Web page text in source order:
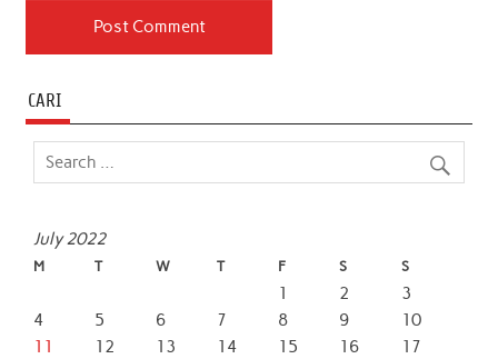
CARI
July 2022
M T W T F S S
1 2
3
4
5 6 7 8 9
10
11
12 13 14 15 16
17